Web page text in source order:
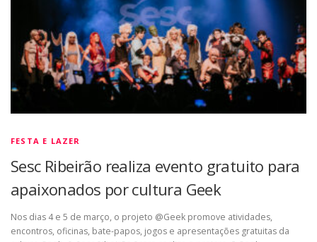
FESTA E LAZER
Sesc Ribeirão realiza evento gratuito para
apaixonados por cultura Geek
Nos dias 4 e 5 de março, o projeto @Geek promove atividades,
encontros, oficinas, bate-papos, jogos e apresentações gratuitas da